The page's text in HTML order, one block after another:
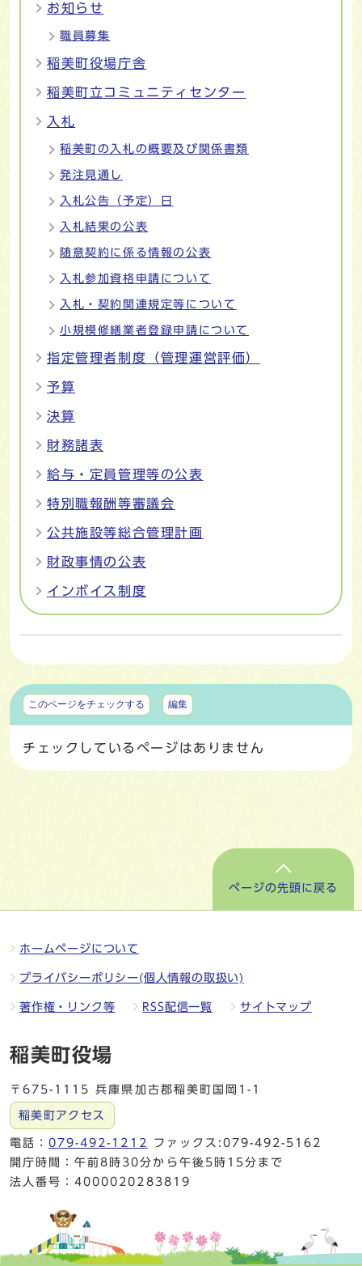
お知らせ
職員募集
稲美町役場庁舎
稲美町立コミュニティセンター
入札
稲美町の入札の概要及び関係書類
発注見通し
入札公告（予定）日
入札結果の公表
随意契約に係る情報の公表
入札参加資格申請について
入札・契約関連規定等について
小規模修繕業者登録申請について
指定管理者制度（管理運営評価）
予算
決算
財務諸表
給与・定員管理等の公表
特別職報酬等審議会
公共施設等総合管理計画
財政事情の公表
インボイス制度
マイページ
このページをチェックする 編集
チェックしているページはありません
ページの先頭に戻る
ホームページについて
プライバシーポリシー(個人情報の取扱い)
著作権・リンク等 RSS配信一覧 サイトマップ
稲美町役場
〒675-1115 兵庫県加古郡稲美町国岡1-1
稲美町アクセス
電話：079-492-1212
ファックス:079-492-5162
開庁時間：午前8時30分から午後5時15分まで
法人番号：4000020283819